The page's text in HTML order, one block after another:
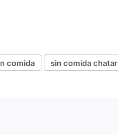
comida sin comida